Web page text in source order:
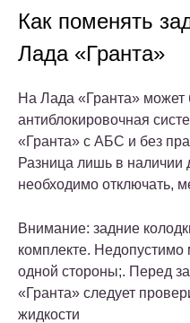
Как поменять
Лада «Гранта»
На Лада «Гранта» может
антиблокировочная
«Гранта» с АБС и без
Разница лишь в наличии
необходимо отключать,
Внимание: задние
комплекте. Недопустимо
одной стороны;. Перед
«Гранта» следует
жидкости